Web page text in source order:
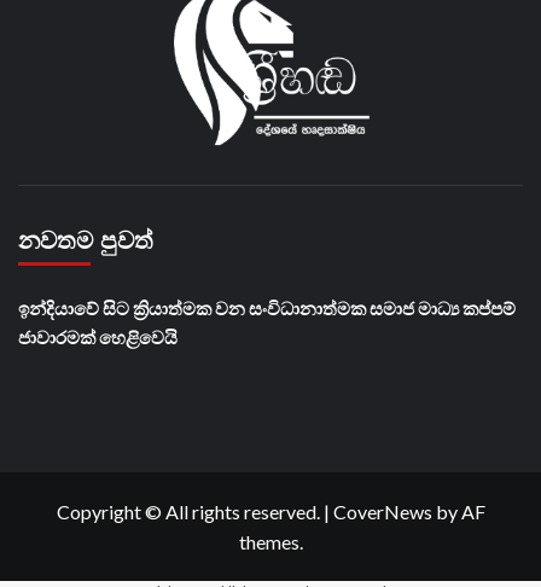
නවතම පුවත්
​ඉන්දියාවේ සිට ක්‍රියාත්මක වන සංවිධානාත්මක සමාජ මාධ්‍ය කප්පම්
ජාවාරමක් හෙළිවෙයි
Copyright © All rights reserved. | CoverNews by AF
themes.